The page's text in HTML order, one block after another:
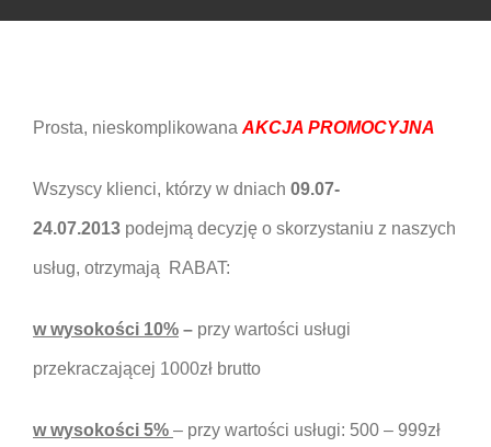
Prosta, nieskomplikowana AKCJA PROMOCYJNA
Wszyscy klienci, którzy w dniach 09.07-
24.07.2013 podejmą decyzję o skorzystaniu z naszych
usług, otrzymają RABAT:
w wysokości 10% – przy wartości usługi
przekraczającej 1000zł brutto
w wysokości 5% – przy wartości usługi: 500 – 999zł